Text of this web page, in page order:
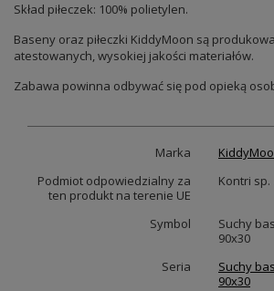
Skład piłeczek: 100% polietylen.
Baseny oraz piłeczki KiddyMoon są
atestowanych, wysokiej jakości materiałów.
Zabawa powinna odbywać się pod opieką
Marka
Podmiot odpowiedzialny za
ten produkt na terenie UE
Kontri sp.
Symbol
Suchy
90x30
Seria
Suchy
90x30